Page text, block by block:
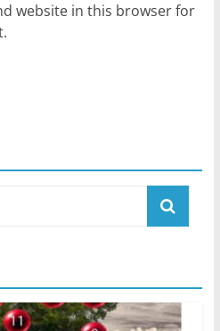
website in this browser for